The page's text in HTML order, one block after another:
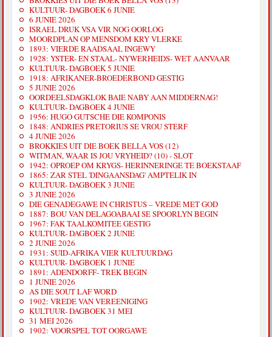
KULTUUR- DAGBOEK 6 JUNIE
6 JUNIE 2026
ISRAEL DRUK VSA VIR NOG OORLOG
MOORDPLAN OP MENSDOM KRY VLERKE
1893: VIERDE RAADSAAL INGEWY
1928: YSTER- EN STAAL- NYWERHEIDS- WET AANVAAR
KULTUUR- DAGBOEK 5 JUNIE
1918: AFRIKANER-BROEDERBOND GESTIG
5 JUNIE 2026
OORDEELSDAGKLOK BAIE NABY AAN MIDDERNAG!
KULTUUR- DAGBOEK 4 JUNIE
1956: HUGO GUTSCHE DIE KOMPONIS
1848: ANDRIES PRETORIUS SE VROU STERF
4 JUNIE 2026
BROKKIES UIT DIE BOEK BELLA VOS (12)
WITMAN, WAAR IS JOU VRYHEID? (10) - SLOT
1942: OPROEP OM KRYGS- HERINNERINGE TE BOEKSTAAF
1865: ZAR STEL 'DINGAANSDAG' AMPTELIK IN
KULTUUR- DAGBOEK 3 JUNIE
3 JUNIE 2026
DIE GENADEGAWE IN CHRISTUS – VREDE MET GOD
1887: BOU VAN DELAGOABAAI SE SPOORLYN BEGIN
1967: FAK TAALKOMITEE GESTIG
KULTUUR- DAGBOEK 2 JUNIE
2 JUNIE 2026
1931: SUID-AFRIKA VIER KULTUURDAG
KULTUUR- DAGBOEK 1 JUNIE
1891: ADENDORFF- TREK BEGIN
1 JUNIE 2026
AS DIE SOUT LAF WORD
1902: VREDE VAN VEREENIGING
KULTUUR- DAGBOEK 31 MEI
31 MEI 2026
1902: VOORSPEL TOT OORGAWE